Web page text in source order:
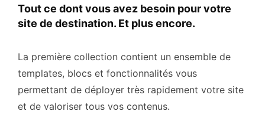
Tout ce dont vous avez besoin pour votre
site de destination. Et plus encore.
La première collection contient un ensemble de
templates, blocs et fonctionnalités vous
permettant de déployer très rapidement votre site
et de valoriser tous vos contenus.